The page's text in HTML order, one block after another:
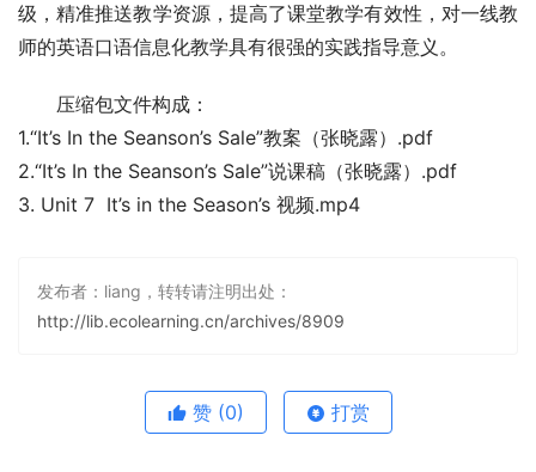
级，精准推送教学资源，提高了课堂教学有效性，对一线教
师的英语口语信息化教学具有很强的实践指导意义。
压缩包文件构成：
1.“It’s In the Seanson’s Sale”教案（张晓露）.pdf
2.“It’s In the Seanson’s Sale”说课稿（张晓露）.pdf
3. Unit 7  It’s in the Season’s 视频.mp4
发布者：liang，转转请注明出处：
http://lib.ecolearning.cn/archives/8909
赞 (0) 打赏